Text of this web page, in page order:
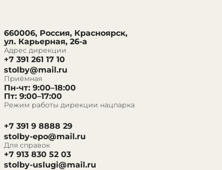
660006, Россия, Красноярск,
ул. Карьерная, 26-а
Адрес дирекции
+7 391 261 17 10
stolby@mail.ru
Приёмная
Пн-чт: 9:00–18:00
Пт: 9:00–17:00
Режим работы дирекции нацпарка
+7 391 9 8888 29
stolby-epo@mail.ru
Для справок
+7 913 830 52 03
stolby-uslugi@mail.ru